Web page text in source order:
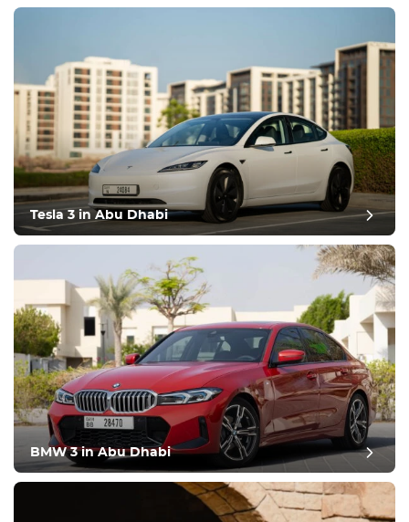
Tesla 3 in Abu Dhabi
BMW 3 in Abu Dhabi